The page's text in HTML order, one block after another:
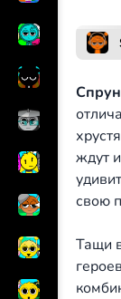
ждут
свою
Тащи